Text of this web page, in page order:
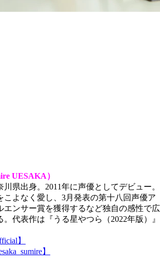
UESAKA）
川県出身。2011年に声優としてデビュー。
こよなく愛し、3月発表の第十八回声優ア
エンサー賞を獲得するなど独自の感性で広
。代表作は『うる星やつら（2022年版）』
】
】